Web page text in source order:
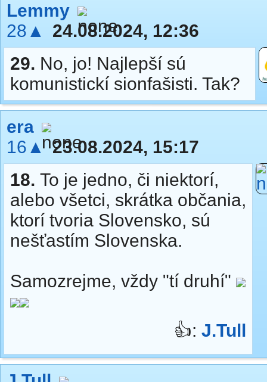
Lemmy
28▲
24.08.2024, 12:36
29. No, jo! Najlepší sú
komunistickí sionfašisti. Tak?
era
16▲ 23.08.2024, 15:17
18. To je jedno, či niektorí,
alebo všetci, skrátka občania,
ktorí tvoria Slovensko, sú
nešťastím Slovenska.
Samozrejme, vždy "tí druhí"
👍: J.Tull